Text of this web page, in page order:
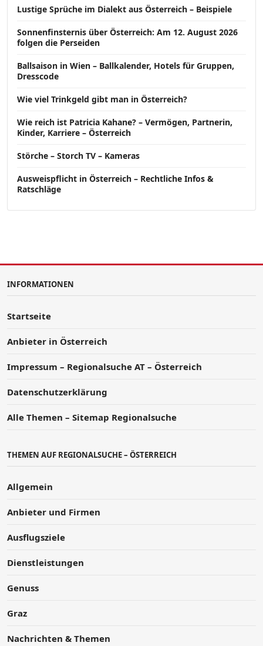
Lustige Sprüche im Dialekt aus Österreich – Beispiele
Sonnenfinsternis über Österreich: Am 12. August 2026
folgen die Perseiden
Ballsaison in Wien – Ballkalender, Hotels für Gruppen,
Dresscode
Wie viel Trinkgeld gibt man in Österreich?
Wie reich ist Patricia Kahane? – Vermögen, Partnerin,
Kinder, Karriere – Österreich
Störche – Storch TV – Kameras
Ausweispflicht in Österreich – Rechtliche Infos &
Ratschläge
INFORMATIONEN
Startseite
Anbieter in Österreich
Impressum – Regionalsuche AT – Österreich
Datenschutzerklärung
Alle Themen – Sitemap Regionalsuche
THEMEN AUF REGIONALSUCHE – ÖSTERREICH
Allgemein
Anbieter und Firmen
Ausflugsziele
Dienstleistungen
Genuss
Graz
Nachrichten & Themen